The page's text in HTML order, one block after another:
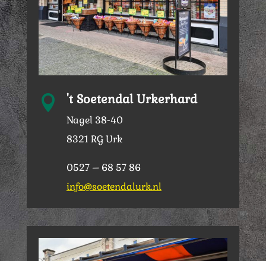
 't Soetendal Urkerhard
Nagel 38-40
8321 RG Urk
0527 – 68 57 86
info@soetendalurk.nl